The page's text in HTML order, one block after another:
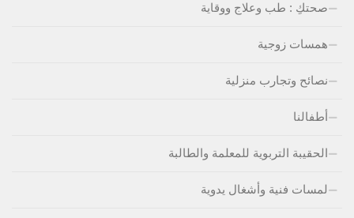
صحتكِ : طب وعلاج ووقاية
همسات زوجية
نصائح وتجارب منزلية
أطفالنا
الحقيبة التربوية للمعلمة والطالبة
لمسات فنية وأشغال يدوية